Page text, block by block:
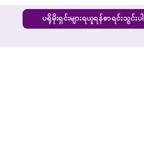
ပရိုမိုးရှင်းများရယူရန်စာရင်းသွင်းပါ